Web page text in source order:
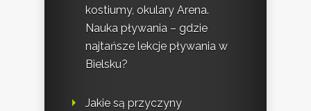
kostiumy, okulary Arena.
Nauka pływania – gdzie
najtańsze lekcje pływania w
Bielsku?
Jakie są przyczyny